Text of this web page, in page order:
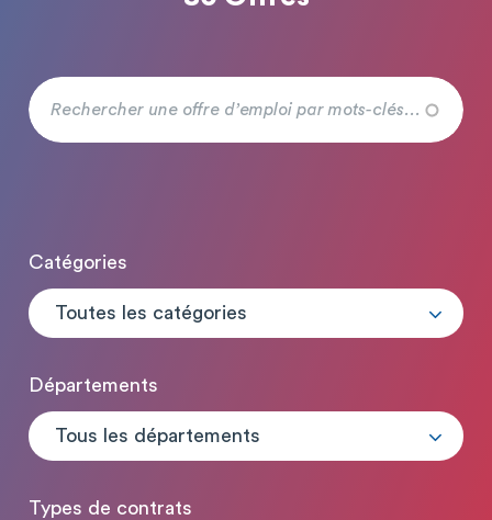
Catégories
Toutes les catégories
Départements
Tous les départements
Types de contrats